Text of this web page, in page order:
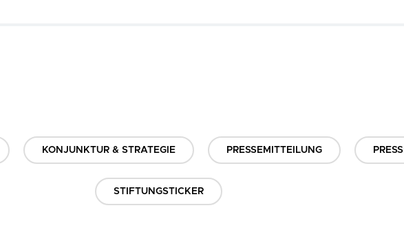
KONJUNKTUR & STRATEGIE PRESSEMITTEILUNG
STIFTUNGSTICKER